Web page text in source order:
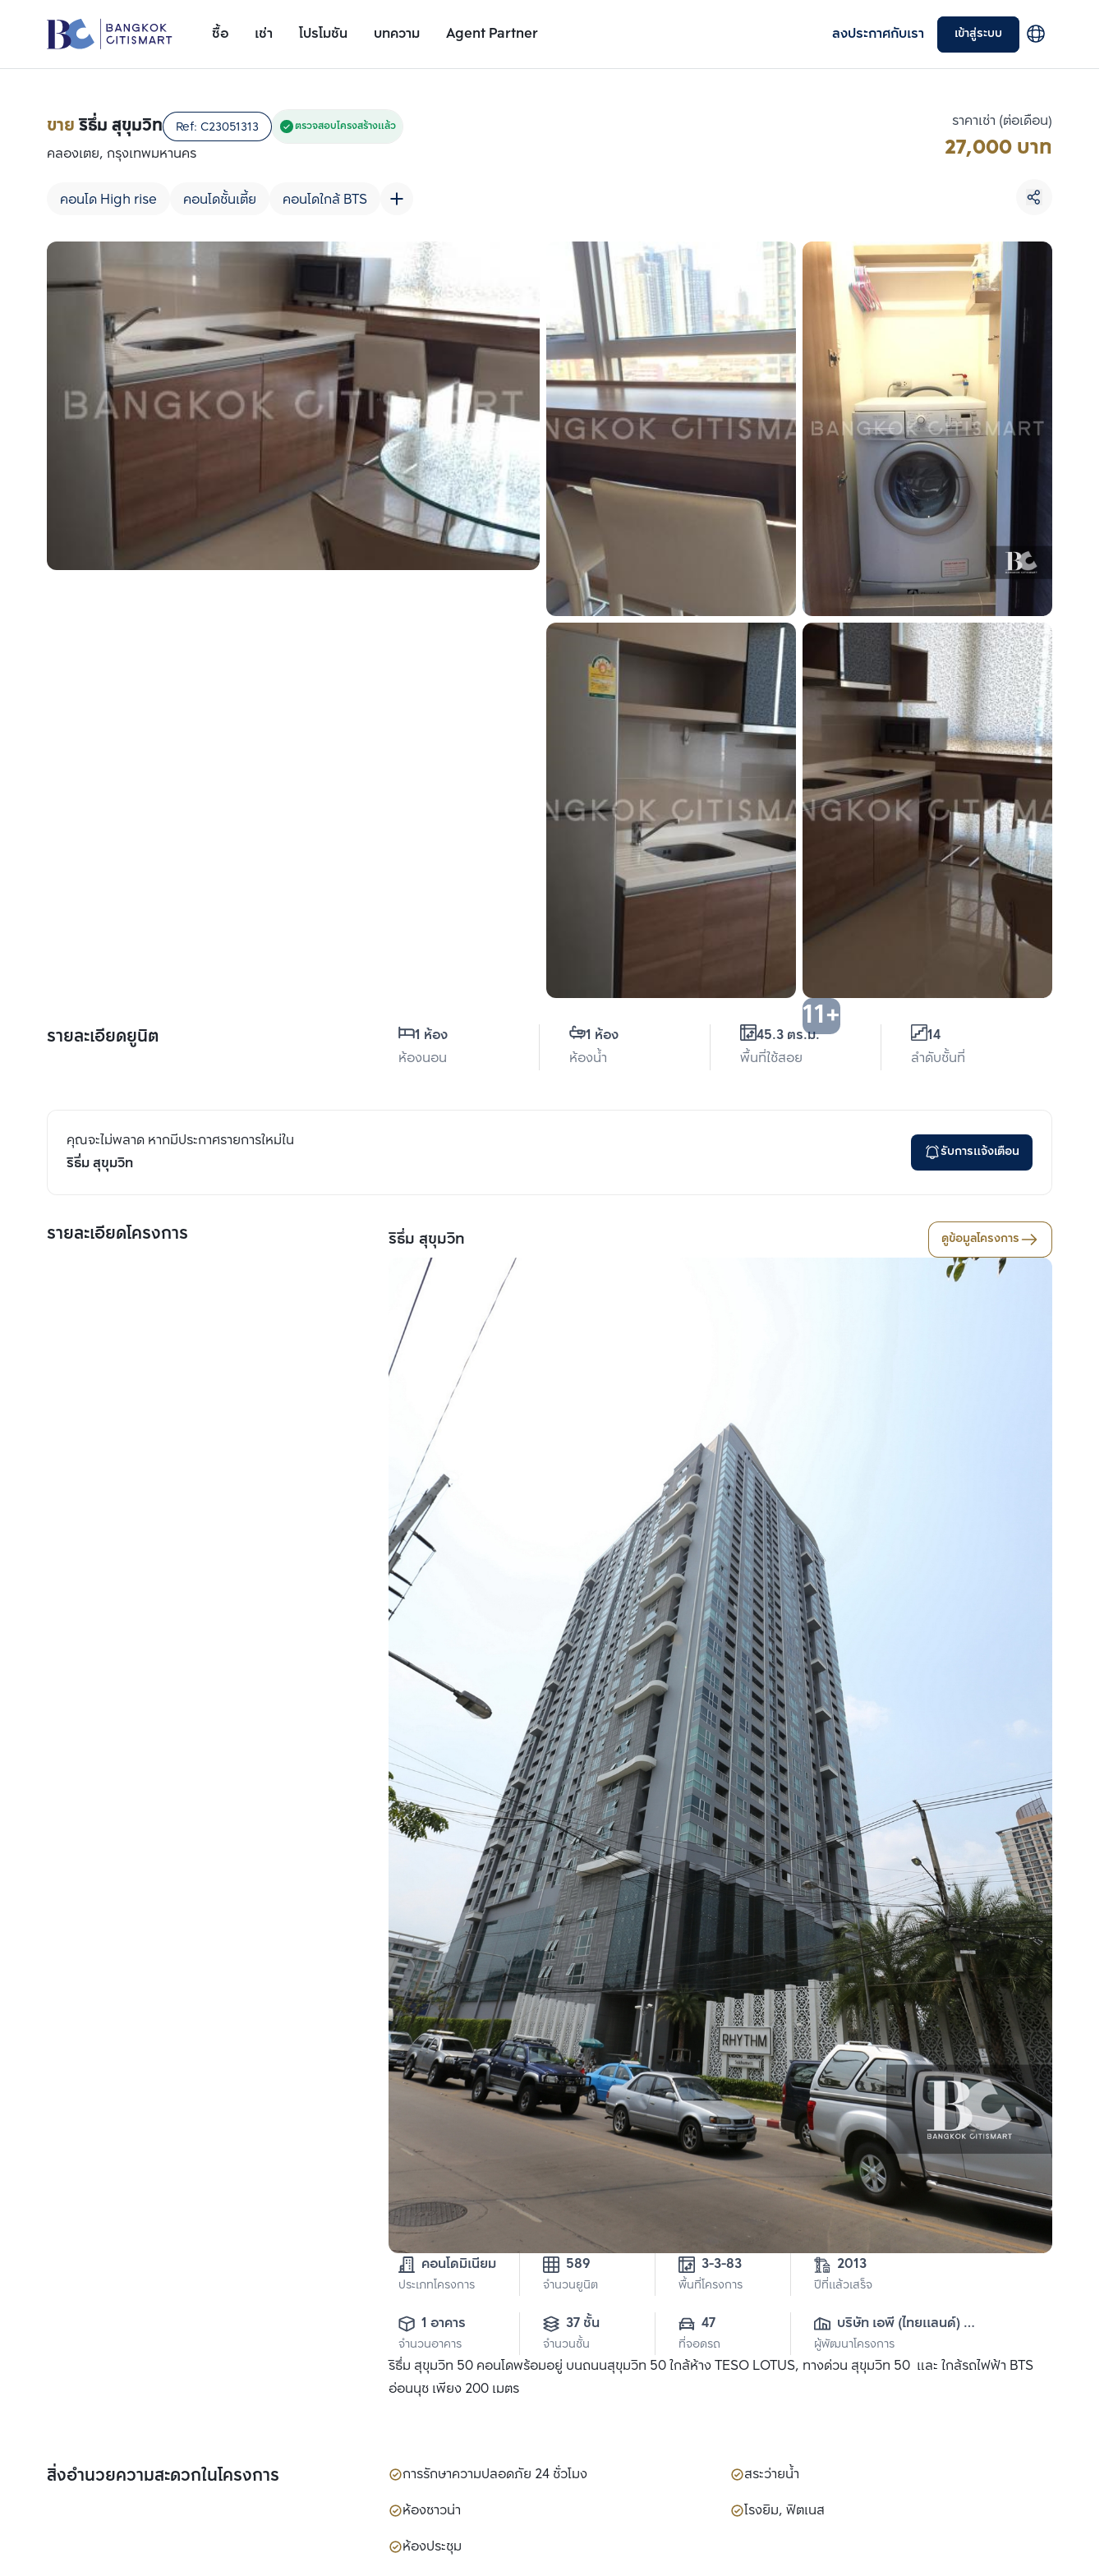
ซื้อ เช่า โปรโมชัน บทความ Agent Partner ลงประกาศกับเรา เข้าสู่ระบบ
รายละเอียดยูนิต
ขายริธึ่ม สุขุมวิท Ref: C23051313 ตรวจสอบโครงสร้างแล้ว
คลองเตย, กรุงเทพมหานคร
คอนโด High rise คอนโดชั้นเตี้ย คอนโดใกล้ BTS
ราคาเช่า (ต่อเดือน)
27,000 บาท
11+
รายละเอียดยูนิต
1 ห้อง
ห้องนอน
1 ห้อง
ห้องน้ำ
45.3 ตร.ม.
พื้นที่ใช้สอย
14
ลำดับชั้นที่
คุณจะไม่พลาด หากมีประกาศรายการใหม่ใน
ริธึ่ม สุขุมวิท
รับการแจ้งเตือน
รายละเอียดโครงการ ริธึ่ม สุขุมวิท ดูข้อมูลโครงการ
คอนโดมิเนียม
ประเภทโครงการ
589
จำนวนยูนิต
3-3-83
พื้นที่โครงการ
2013
ปีที่แล้วเสร็จ
1 อาคาร
จำนวนอาคาร
37 ชั้น
จำนวนชั้น
47
ที่จอดรถ
บริษัท เอพี (ไทยแลนด์)
จำกัด(มหาชน)
ผู้พัฒนาโครงการ
ริธึ่ม สุขุมวิท 50 คอนโดพร้อมอยู่ บนถนนสุขุมวิท 50 ใกล้ห้าง TESO LOTUS, ทางด่วน สุขุมวิท 50 และ ใกล้รถไฟฟ้า BTS
อ่อนนุช เพียง 200 เมตร
สิ่งอำนวยความสะดวกในโครงการ การรักษาความปลอดภัย 24 ชั่วโมง
สระว่ายน้ำ
ห้องซาวน่า
โรงยิม, ฟิตเนส
ห้องประชุม
เพิ่มยูนิตเปรียบเทียบ
เพิ่มยูนิตเปรียบเทียบ
รายการที่ 2
เพิ่มยูนิตเปรียบเทียบ
รายการที่ 3
เลือกยูนิตเพื่อเปรียบเทียบ
เลือกได้สูงสุด 3 รายการ
เปรียบเทียบ
ลบทั้งหมด